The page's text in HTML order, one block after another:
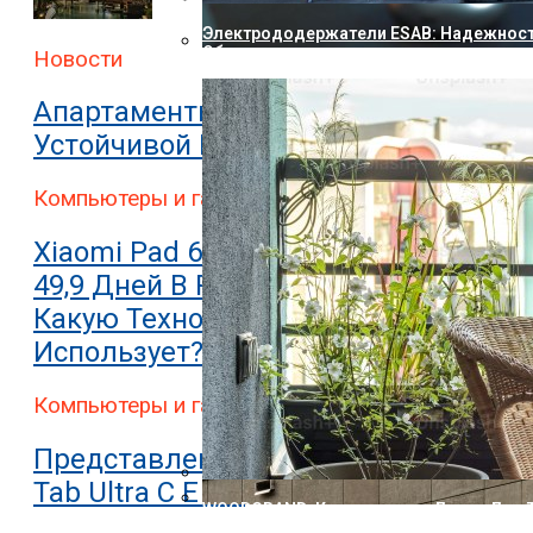
Представлен Двухэкранный Планшет
Электрододержатели ESAB:
Оборудования
WOODGRAND: Композитные Доски
Новости
Апартаменты В Дубае: 10 Причин
Устойчивой Популярности
Компьютеры и гаджеты
Xiaomi Pad 6 Может Работать До
49,9 Дней В Режиме Ожидания.
Какую Технологию Он
Использует?
Компьютеры и гаджеты
Представлен Планшет Onyx Boox
Tab Ultra C E Ink